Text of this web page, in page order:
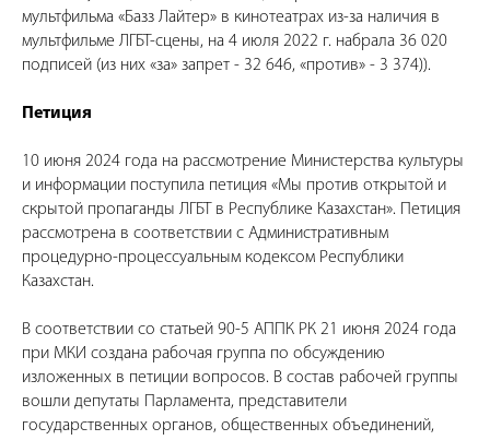
мультфильма «Базз Лайтер» в кинотеатрах из-за наличия в
мультфильме ЛГБТ-сцены, на 4 июля 2022 г. набрала 36 020
подписей (из них «за» запрет - 32 646, «против» - 3 374)).
Петиция
10 июня 2024 года на рассмотрение Министерства культуры
и информации поступила петиция «Мы против открытой и
скрытой пропаганды ЛГБТ в Республике Казахстан». Петиция
рассмотрена в соответствии с Административным
процедурно-процессуальным кодексом Республики
Казахстан.
В соответствии со статьей 90-5 АППК РК 21 июня 2024 года
при МКИ создана рабочая группа по обсуждению
изложенных в петиции вопросов. В состав рабочей группы
вошли депутаты Парламента, представители
государственных органов, общественных объединений,